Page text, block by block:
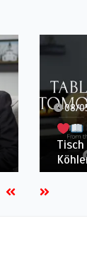
01/
Eine
Erton